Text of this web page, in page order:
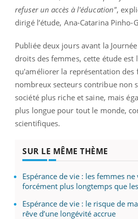
refuser un accès à l'éducation",
dirigé l’étude, Ana-Catarina Pinho-
Publiée deux jours avant la
droits des femmes, cette étude est
qu'améliorer la représentation des
nombreux secteurs contribue non
société plus riche et saine, mais
plus longue pour tout le monde,
scientifiques.
SUR LE MÊME THÈME
Espérance de vie : les femmes
forcément plus longtemps que
Espérance de vie : le risque de
rêve d’une longévité accrue